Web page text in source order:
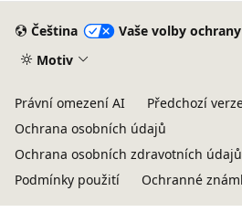
Čeština
Vaše volby
Motiv
Právní omezení AI Předchozí
Ochrana osobních údajů
Ochrana osobních zdravotních
Podmínky použití
Ochranné